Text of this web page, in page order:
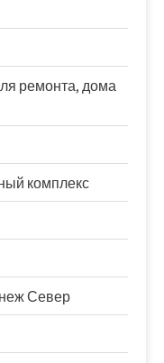
ремонта, дома
комплекс
Север